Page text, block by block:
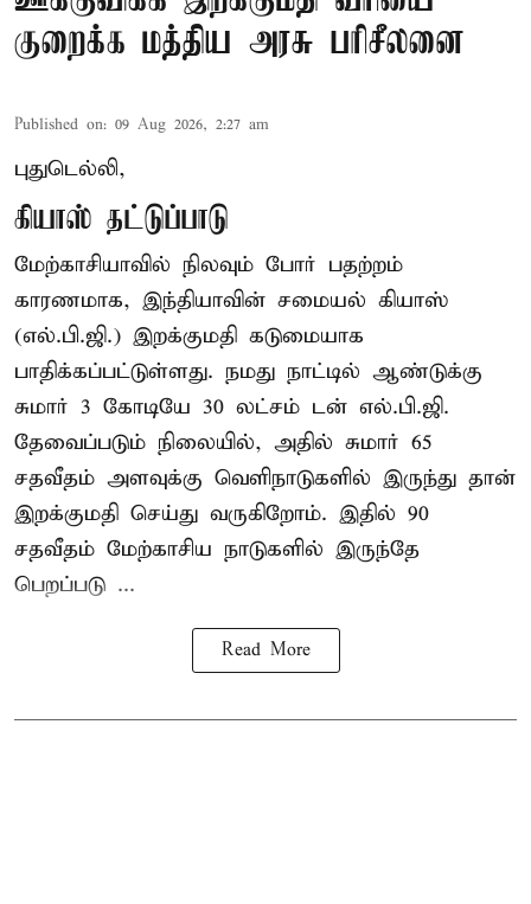
குறைக்க மத்திய அரசு பரிசீலனை
Published on: 09 Aug 2026, 2:27 am
புதுடெல்லி,
கியாஸ் தட்டுப்பாடு
மேற்காசியாவில் நிலவும் போர் பதற்றம்
காரணமாக, இந்தியாவின் சமையல் கியாஸ்
(எல்.பி.ஜி.) இறக்குமதி கடுமையாக
பாதிக்கப்பட்டுள்ளது. நமது நாட்டில் ஆண்டுக்கு
சுமார் 3 கோடியே 30 லட்சம் டன் எல்.பி.ஜி.
தேவைப்படும் நிலையில், அதில் சுமார் 65
சதவீதம் அளவுக்கு வெளிநாடுகளில் இருந்து தான்
இறக்குமதி செய்து வருகிறோம். இதில் 90
சதவீதம் மேற்காசிய நாடுகளில் இருந்தே
பெறப்படு ...
Read More